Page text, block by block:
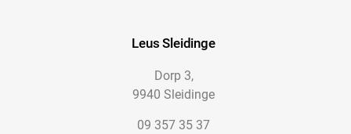
Leus Sleidinge
Dorp 3,
9940 Sleidinge
09 357 35 37